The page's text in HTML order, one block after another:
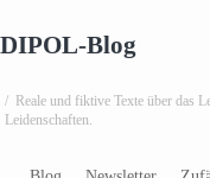
DIPOL-Blog
/
Reale und fiktive Texte über das
Leidenschaften.